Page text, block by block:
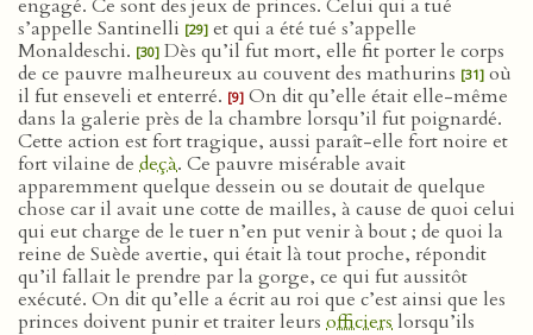
engagé. Ce sont des jeux de princes. Celui qui a tué
s’appelle Santinelli [29] et qui a été tué s’appelle
Monaldeschi. [30] Dès qu’il fut mort, elle fit porter le corps
de ce pauvre malheureux au couvent des mathurins [31] où
il fut enseveli et enterré. [9] On dit qu’elle était elle-même
dans la galerie près de la chambre lorsqu’il fut poignardé.
Cette action est fort tragique, aussi paraît-elle fort noire et
fort vilaine de deçà. Ce pauvre misérable avait
apparemment quelque dessein ou se doutait de quelque
chose car il avait une cotte de mailles, à cause de quoi celui
qui eut charge de le tuer n’en put venir à bout ; de quoi la
reine de Suède avertie, qui était là tout proche, répondit
qu’il fallait le prendre par la gorge, ce qui fut aussitôt
exécuté. On dit qu’elle a écrit au roi que c’est ainsi que les
princes doivent punir et traiter leurs officierslorsqu’ils